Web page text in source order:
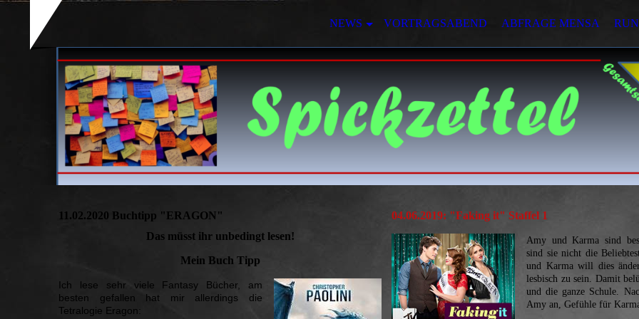
NEWS VORTRAGSABEND ABFRAGE MENSA
11.02.2020 Buchtipp "ERAGON"
Das müsst ihr unbedingt lesen!
Mein Buch Tipp
Ich lese sehr viele Fantasy Bücher, am
besten gefallen hat mir allerdings die
Tetralogie Eragon:
04.06.2019: "Faking it" Staffel 1
Amy und Karma sind
sind sie nicht die
und Karma will dies
lesbisch zu sein. Damit
und die ganze Schule.
Amy an, Gefühle für